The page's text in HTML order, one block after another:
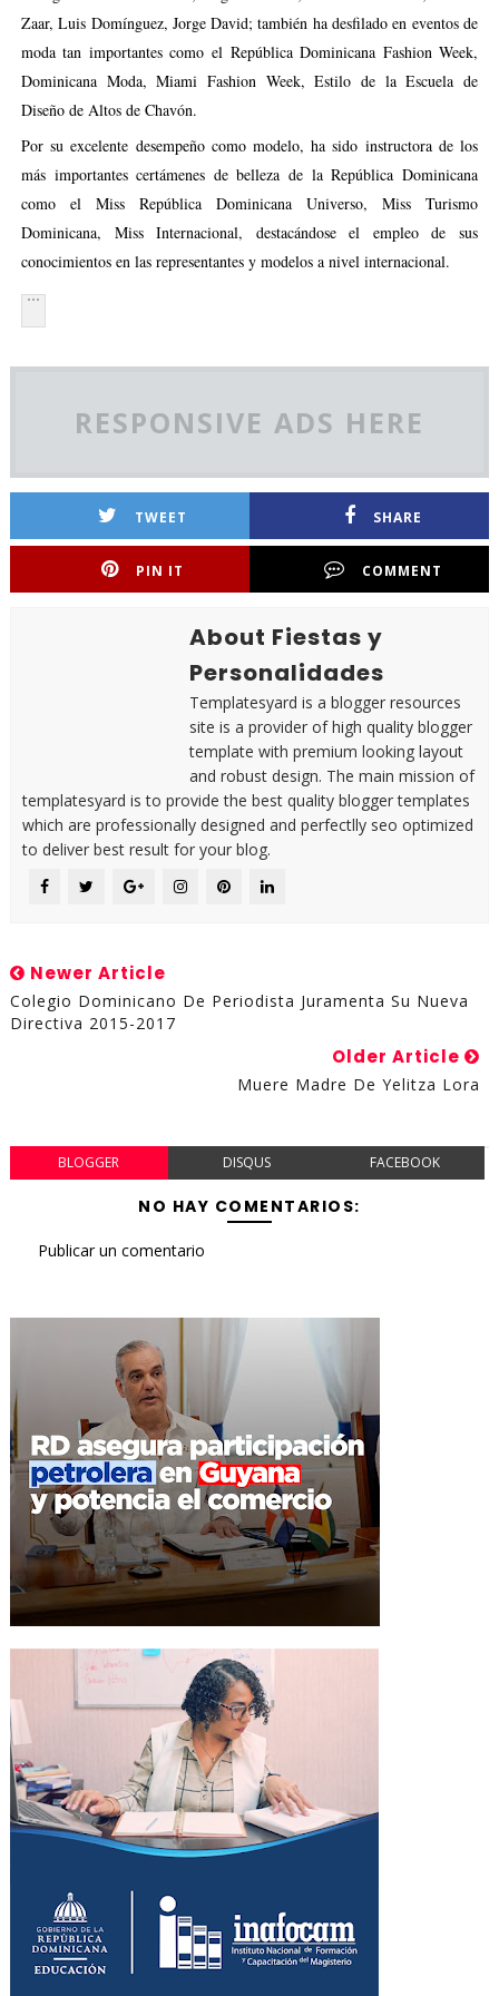
Zaar, Luis Domínguez, Jorge David; también ha desfilado en eventos de
moda tan importantes como el República Dominicana Fashion Week,
Dominicana Moda, Miami Fashion Week, Estilo de la Escuela de
Diseño de Altos de Chavón.
Por su excelente desempeño como modelo, ha sido instructora de los
más importantes certámenes de belleza de la República Dominicana
como el Miss República Dominicana Universo, Miss Turismo
Dominicana, Miss Internacional, destacándose el empleo de sus
conocimientos en las representantes y modelos a nivel internacional.
RESPONSIVE ADS HERE
TWEET SHARE
PIN IT COMMENT
About Fiestas y
Personalidades
Templatesyard is a blogger resources
site is a provider of high quality blogger
template with premium looking layout
and robust design. The main mission of
templatesyard is to provide the best quality blogger templates
which are professionally designed and perfectlly seo optimized
to deliver best result for your blog.
Newer Article
Colegio Dominicano De Periodista Juramenta Su Nueva
Directiva 2015-2017
Older Article
Muere Madre De Yelitza Lora
BLOGGER DISQUS FACEBOOK
NO HAY COMENTARIOS:
Publicar un comentario